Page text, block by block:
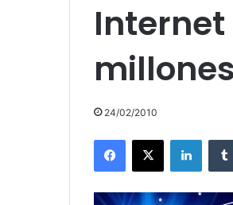
Internet
24/02/2010
Facebook
X